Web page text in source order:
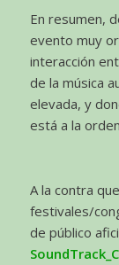
En resumen,
evento muy
interacción
de la música
elevada, y
está a la
A la contra
festivales/
de público